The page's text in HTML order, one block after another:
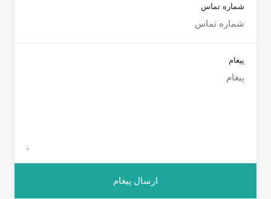
شماره تماس
پیغام